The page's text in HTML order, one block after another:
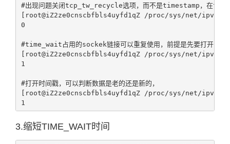
#出现问题关闭tcp_tw_recycle选项，而不是timestamp，在tcp
[root@iZ2ze0cnscbfbls4uyfd1qZ /proc/sys/net/
0
#time_wait占用的sockek链接可以重复使用，前提是先要打开时间
[root@iZ2ze0cnscbfbls4uyfd1qZ /proc/sys/net/
1
#打开时间戳，可以判断数据是老的还是新的，
[root@iZ2ze0cnscbfbls4uyfd1qZ /proc/sys/net/
1
3.缩短TIME_WAIT时间